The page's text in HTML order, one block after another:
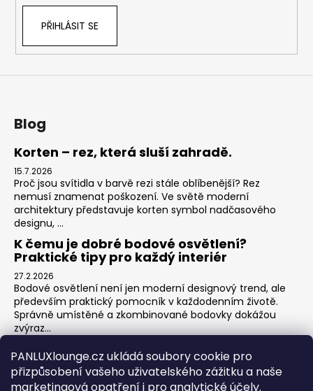
PANLUXlounge.cz ukládá soubory cookie pro
přizpůsobení vašeho uživatelského zážitku a naše
marketingová opatření i pro analytické účely.
PŘIHLÁSIT SE
Blog
Korten – rez, která sluší zahradě.
15.7.2026
Proč jsou svítidla v barvě rezi stále oblíbenější? Rez
nemusí znamenat poškození. Ve světě moderní
architektury představuje korten symbol nadčasového
designu, ...
K čemu je dobré bodové osvětlení?
Praktické tipy pro každý interiér
27.2.2026
Bodové osvětlení není jen moderní designový trend, ale
především praktický pomocník v každodenním životě.
Správně umístěné a zkombinované bodovky dokážou
zvýraz...
Jak na zónové osvětlení v obýváku?
3.2.2026
Obývací pokoj je srdcem domova – místo pro relaxaci,